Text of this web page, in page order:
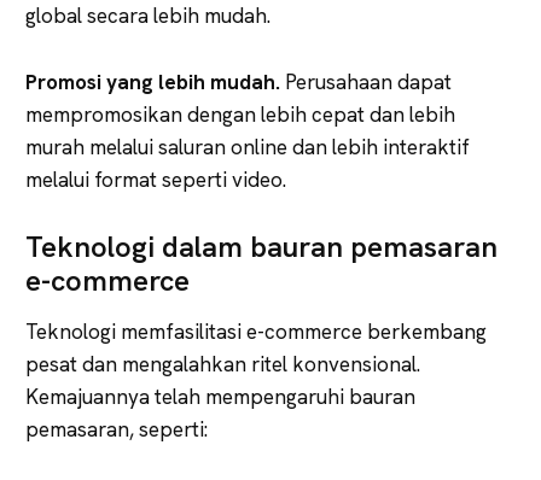
global secara lebih mudah.
Promosi yang lebih mudah. Perusahaan dapat
mempromosikan dengan lebih cepat dan lebih
murah melalui saluran online dan lebih interaktif
melalui format seperti video.
Teknologi dalam bauran pemasaran
e-commerce
Teknologi memfasilitasi e-commerce berkembang
pesat dan mengalahkan ritel konvensional.
Kemajuannya telah mempengaruhi bauran
pemasaran, seperti: